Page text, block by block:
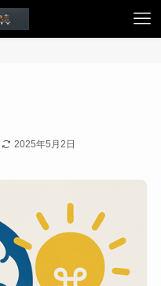
2025年5月2日